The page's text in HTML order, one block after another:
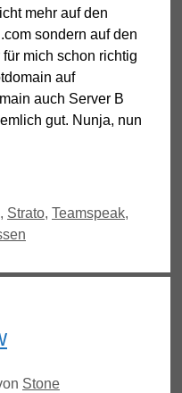
mehr auf den
sondern auf den
mich schon richtig
auf
auch Server B
gut. Nunja, nun
, Strato, Teamspeak,
Stone